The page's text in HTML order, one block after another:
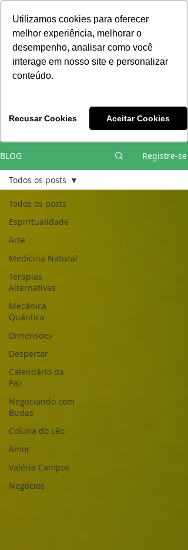
Utilizamos cookies para oferecer
melhor experiência, melhorar o
desempenho, analisar como você
interage em nosso site e personalizar
conteúdo.
Recusar Cookies Aceitar Cookies
Vivências e Cursos Iniciáticos
BLOG Registre-se
Todos os posts
Espiritualidade
Arte
Medicina Natural
Terapias
Alternativas
Mecânica
Quântica
Dimensões
Despertar
Calendário da
Paz
Negociando com
Budas
Coluna do Léo
Amor
Valéria Campos
Negócios
Todos os posts